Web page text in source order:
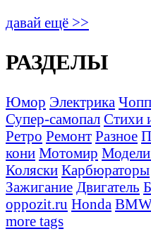
давай ещё >>
РАЗДЕЛЫ
Юмор Электрика
Супер-самопал Стихи
Ретро Ремонт Разное
кони Мотомир
Коляски Карбюраторы
Зажигание Двигатель
oppozit.ru Honda
more tags